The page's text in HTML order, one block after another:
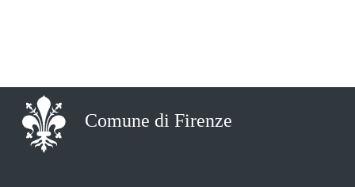
Comune di Firenze